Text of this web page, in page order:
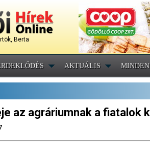
Berta
AKTUÁLIS
az agráriumnak a fiatalok